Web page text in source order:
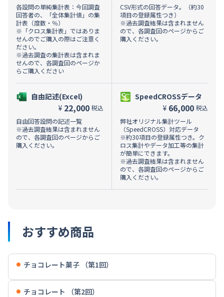
各設問の単純集計表：今回調査
回答者の、「全体集計値」の集
計表（度数・％）
※「クロス集計表」ではありま
せんのでご購入の際はご注意く
ださい。
※過去調査の集計表は含まれま
せんので、各調査回のページか
らご購入ください
自由記述(Excel)
¥ 22,000 税込
自由回答設問の記述一覧
※過去調査結果は含まれません
ので、各調査回のページからご
購入ください。
CSV形式の回答データ。（約30
項目の登録属性つき）
※過去調査結果は含まれません
ので、各調査回のページからご
購入ください。
SpeedCROSSデータ
¥ 66,000 税込
弊社オリジナル集計ツール
（SpeedCROSS）対応データ
※約30項目の登録属性つき。ク
ロス集計やデータ加工等の集計
が簡単にできます。
※過去調査結果は含まれません
ので、各調査回のページからご
購入ください。
おすすめ商品
チョコレート菓子 （第1回）
チョコレート （第2回）